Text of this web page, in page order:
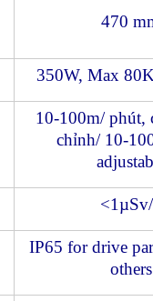
470
350W, Max
10-100m/ phút,
chỉnh/ 10-
IP65 for drive
others